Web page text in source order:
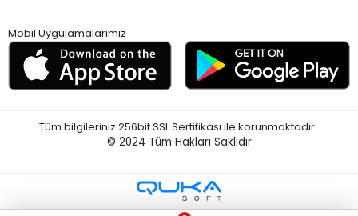
Mobil Uygulamalarımız
Tüm bilgileriniz 256bit SSL Sertifikası ile korunmaktadır.
© 2024 Tüm Hakları Saklıdır